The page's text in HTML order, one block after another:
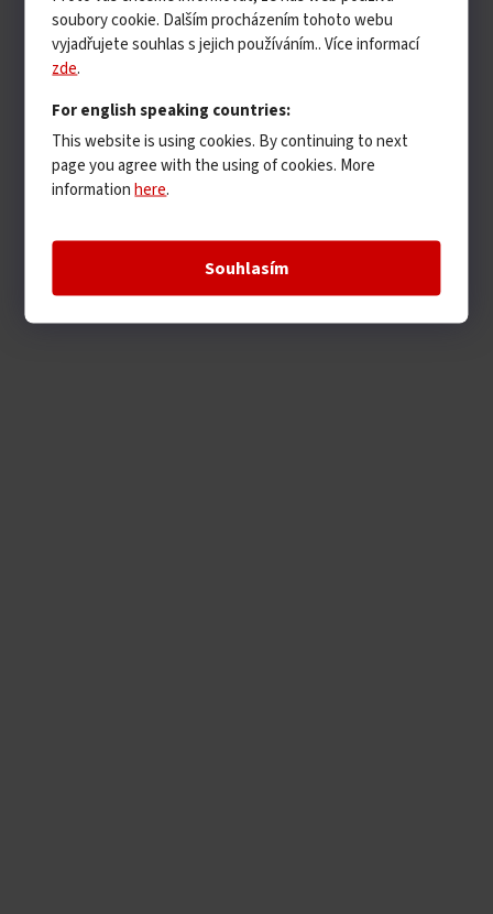
soubory cookie. Dalším procházením tohoto webu
vyjadřujete souhlas s jejich používáním.. Více informací
zde.
For english speaking countries:
This website is using cookies. By continuing to next
page you agree with the using of cookies. More
informationhere.
Souhlasím